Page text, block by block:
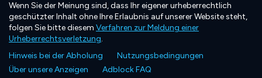
Wenn Sie der Meinung sind, dass Ihr eigener urheberrechtlich
geschützter Inhalt ohne Ihre Erlaubnis auf unserer Website steht,
folgen Sie bitte diesem Verfahren zur Meldung einer
Urheberrechtsverletzung.
Hinweis bei der Abholung
Nutzungsbedingungen
Über unsere Anzeigen
Adblock FAQ